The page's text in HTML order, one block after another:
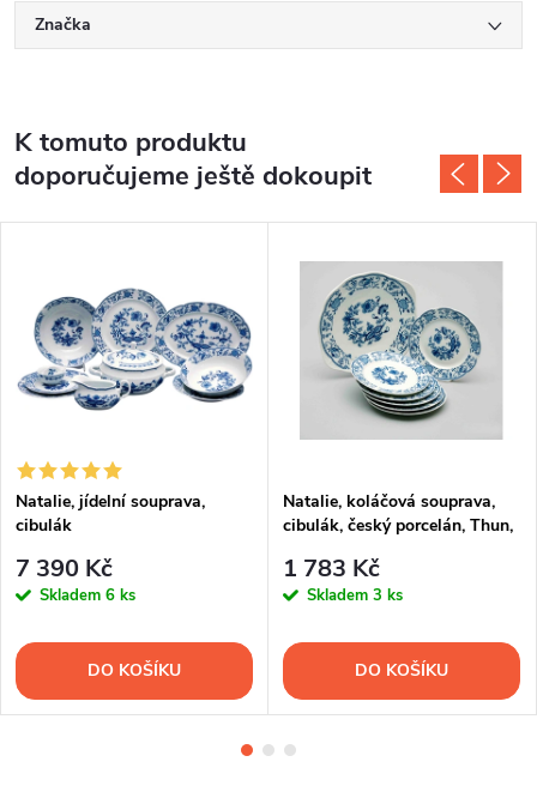
Značka
K tomuto produktu
doporučujeme ještě dokoupit
Natalie, jídelní souprava,
cibulák
7 390 Kč
Skladem 6 ks
DO KOŠÍKU
Natalie, koláčová souprava,
cibulák, český porcelán, Thun,
1 783 Kč
Skladem 3 ks
DO KOŠÍKU